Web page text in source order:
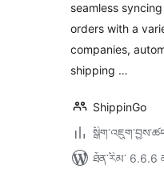
seamless
orders with a
companies,
shipping …
ShippinGo
ཐོན་རིམ་ 6.6.6